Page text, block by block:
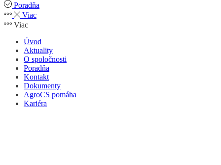
Poradňa
Viac
Viac
Úvod
Aktuality
O spoločnosti
Poradňa
Kontakt
Dokumenty
AgroCS pomáha
Kariéra